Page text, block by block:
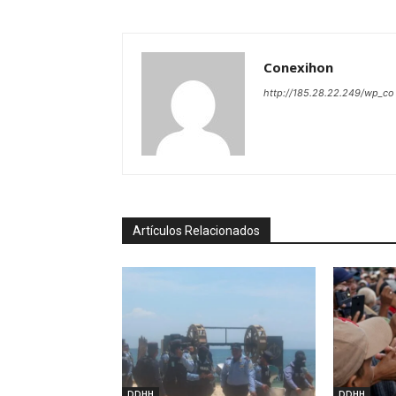
Conexihon
http://185.28.22.249/wp_co
Artículos Relacionados